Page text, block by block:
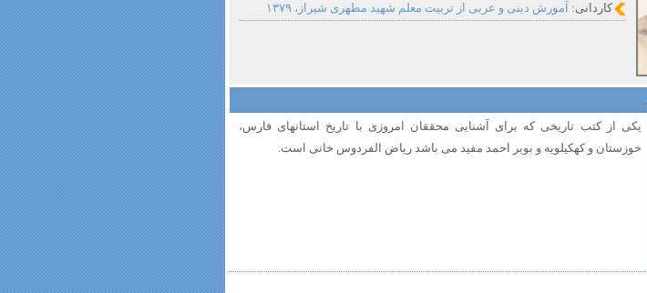
کاردانی: آمورش دینی و عربی از تربیت معلم شهید مطهری شیراز، ۱۳۷۹
یکی از کتب تاریخی که برای آشنایی محققان امروزی با تاریخ استانهای فارس،
خوزستان و کهکیلویه و بویر احمد مفید می باشد ریاض الفردوس خانی است.